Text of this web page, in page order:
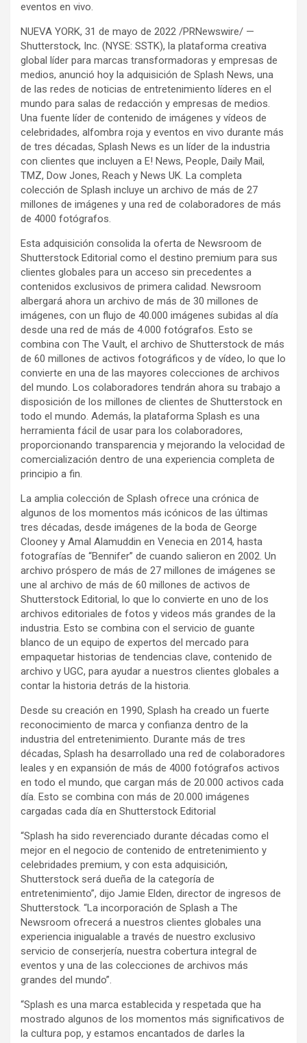
eventos en vivo.
NUEVA YORK, 31 de mayo de 2022 /PRNewswire/ —
Shutterstock, Inc. (NYSE: SSTK), la plataforma creativa
global líder para marcas transformadoras y empresas de
medios, anunció hoy la adquisición de Splash News, una
de las redes de noticias de entretenimiento líderes en el
mundo para salas de redacción y empresas de medios.
Una fuente líder de contenido de imágenes y vídeos de
celebridades, alfombra roja y eventos en vivo durante más
de tres décadas, Splash News es un líder de la industria
con clientes que incluyen a E! News, People, Daily Mail,
TMZ, Dow Jones, Reach y News UK. La completa
colección de Splash incluye un archivo de más de 27
millones de imágenes y una red de colaboradores de más
de 4000 fotógrafos.
Esta adquisición consolida la oferta de Newsroom de
Shutterstock Editorial como el destino premium para sus
clientes globales para un acceso sin precedentes a
contenidos exclusivos de primera calidad. Newsroom
albergará ahora un archivo de más de 30 millones de
imágenes, con un flujo de 40.000 imágenes subidas al día
desde una red de más de 4.000 fotógrafos. Esto se
combina con The Vault, el archivo de Shutterstock de más
de 60 millones de activos fotográficos y de vídeo, lo que lo
convierte en una de las mayores colecciones de archivos
del mundo. Los colaboradores tendrán ahora su trabajo a
disposición de los millones de clientes de Shutterstock en
todo el mundo. Además, la plataforma Splash es una
herramienta fácil de usar para los colaboradores,
proporcionando transparencia y mejorando la velocidad de
comercialización dentro de una experiencia completa de
principio a fin.
La amplia colección de Splash ofrece una crónica de
algunos de los momentos más icónicos de las últimas
tres décadas, desde imágenes de la boda de George
Clooney y Amal Alamuddin en Venecia en 2014, hasta
fotografías de “Bennifer” de cuando salieron en 2002. Un
archivo próspero de más de 27 millones de imágenes se
une al archivo de más de 60 millones de activos de
Shutterstock Editorial, lo que lo convierte en uno de los
archivos editoriales de fotos y videos más grandes de la
industria. Esto se combina con el servicio de guante
blanco de un equipo de expertos del mercado para
empaquetar historias de tendencias clave, contenido de
archivo y UGC, para ayudar a nuestros clientes globales a
contar la historia detrás de la historia.
Desde su creación en 1990, Splash ha creado un fuerte
reconocimiento de marca y confianza dentro de la
industria del entretenimiento. Durante más de tres
décadas, Splash ha desarrollado una red de colaboradores
leales y en expansión de más de 4000 fotógrafos activos
en todo el mundo, que cargan más de 20.000 activos cada
día. Esto se combina con más de 20.000 imágenes
cargadas cada día en Shutterstock Editorial
“Splash ha sido reverenciado durante décadas como el
mejor en el negocio de contenido de entretenimiento y
celebridades premium, y con esta adquisición,
Shutterstock será dueña de la categoría de
entretenimiento”, dijo Jamie Elden, director de ingresos de
Shutterstock. “La incorporación de Splash a The
Newsroom ofrecerá a nuestros clientes globales una
experiencia inigualable a través de nuestro exclusivo
servicio de conserjería, nuestra cobertura integral de
eventos y una de las colecciones de archivos más
grandes del mundo”.
“Splash es una marca establecida y respetada que ha
mostrado algunos de los momentos más significativos de
la cultura pop, y estamos encantados de darles la